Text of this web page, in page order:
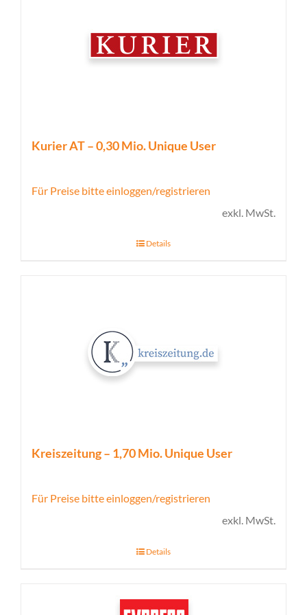
Kurier AT – 0,30 Mio. Unique User
Für Preise bitte einloggen/registrieren
exkl. MwSt.
Details
Kreiszeitung – 1,70 Mio. Unique User
Für Preise bitte einloggen/registrieren
exkl. MwSt.
Details